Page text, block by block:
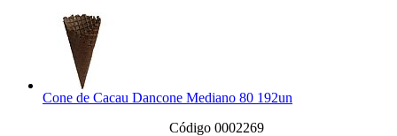
Cone de Cacau Dancone Mediano 80 192un
Código 0002269